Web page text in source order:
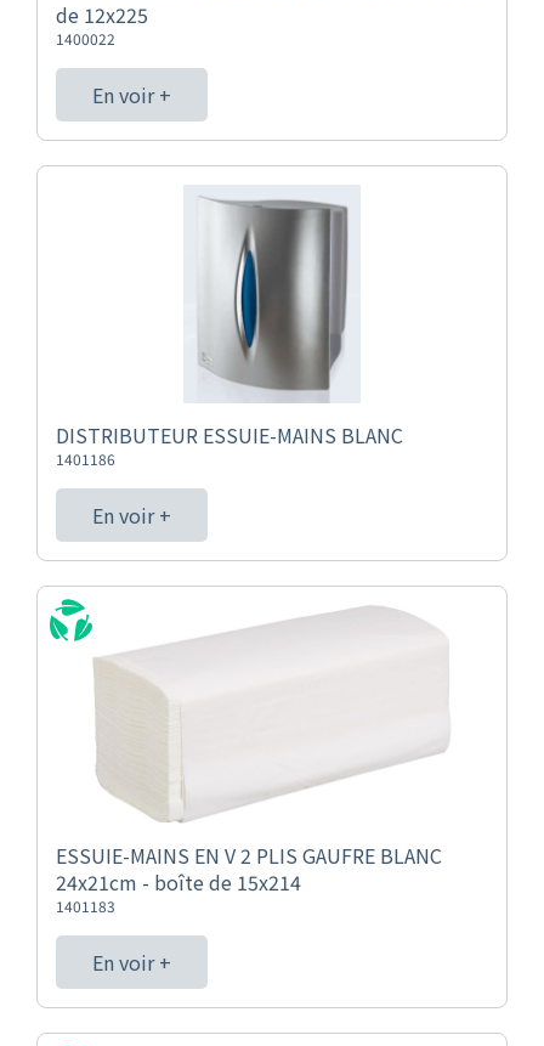
de 12x225
1400022
En voir +
DISTRIBUTEUR ESSUIE-MAINS BLANC
1401186
En voir +
ESSUIE-MAINS EN V 2 PLIS GAUFRE BLANC
24x21cm - boîte de 15x214
1401183
En voir +